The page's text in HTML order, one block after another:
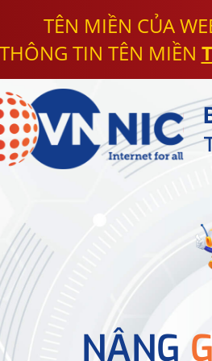
TÊN MIỀN CỦA
TIN TÊN MIỀN
NÂNG